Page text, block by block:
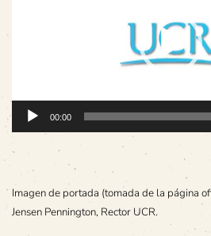
00:00
Imagen de portada (tomada de la página
Jensen Pennington, Rector UCR.